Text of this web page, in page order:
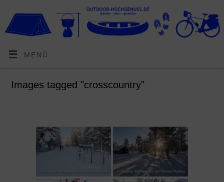
MENÜ
Images tagged "crosscountry"